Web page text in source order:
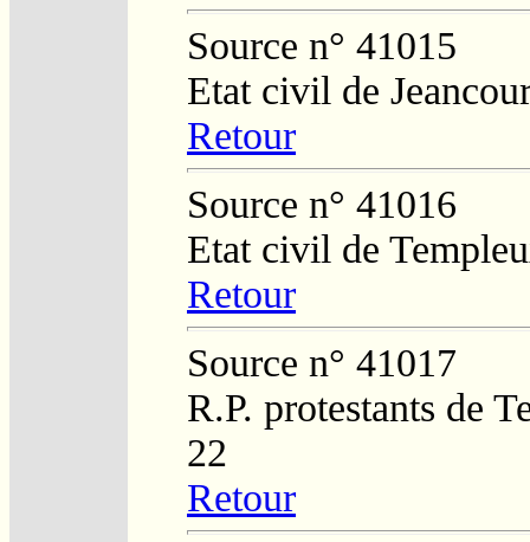
Source n° 41015
Etat civil de
Retour
Source n° 41016
Etat civil de
Retour
Source n° 41017
R.P. protestants de
22
Retour